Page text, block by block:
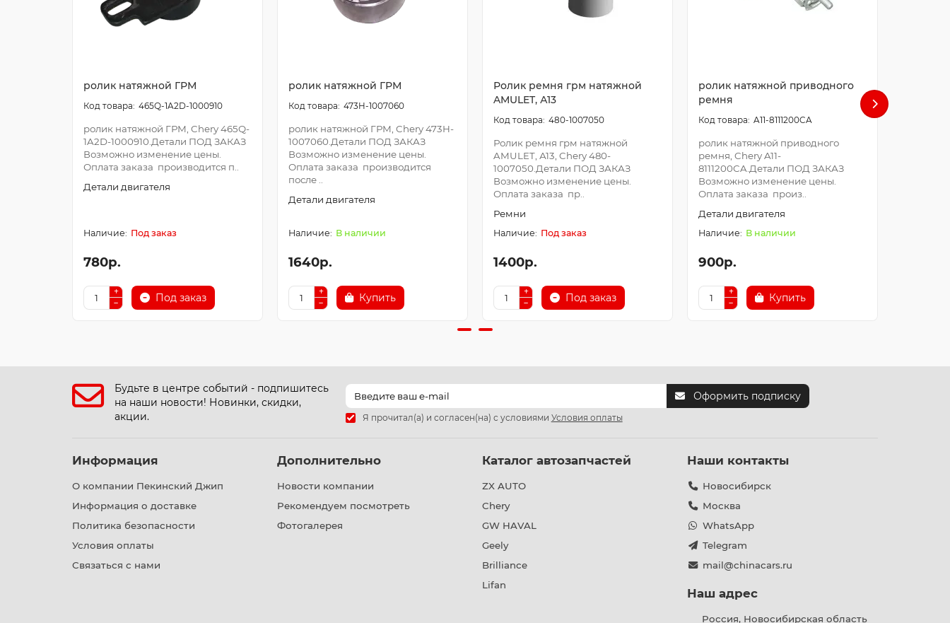
ролик натяжной ГРМ
465Q-1A2D-1000910
ролик натяжной ГРМ, Chery 465Q-
1A2D-1000910.Детали ПОД ЗАКАЗ
Возможно изменение цены.
Оплата заказа производится п..
Детали двигателя
Под заказ
780р.
Под заказ
ролик натяжной ГРМ
473H-1007060
ролик натяжной ГРМ, Chery 473H-
1007060.Детали ПОД ЗАКАЗ
Возможно изменение цены.
Оплата заказа производится
после ..
Детали двигателя
В наличии
1640р.
Купить
Ролик ремня грм натяжной
AMULET, А13
480-1007050
Ролик ремня грм натяжной
AMULET, А13, Chery 480-
1007050.Детали ПОД ЗАКАЗ
Возможно изменение цены.
Оплата заказа пр..
Ремни
Под заказ
1400р.
Под заказ
ролик натяжной приводного
ремня
A11-8111200CA
ролик натяжной приводного
ремня, Chery A11-
8111200CA.Детали ПОД ЗАКАЗ
Возможно изменение цены.
Оплата заказа произ..
Детали двигателя
В наличии
900р.
Купить
Будьте в центре событий - подпишитесь
на наши новости! Новинки, скидки,
акции.
Оформить подписку
Я прочитал(а) и согласен(на) с условиями Условия оплаты
Информация
О компании Пекинский Джип
Информация о доставке
Политика безопасности
Условия оплаты
Связаться с нами
Дополнительно
Новости компании
Рекомендуем посмотреть
Фотогалерея
Каталог автозапчастей
ZX AUTO
Chery
GW HAVAL
Geely
Brilliance
Lifan
Наши контакты
Новосибирск
Москва
WhatsApp
Telegram
mail@chinacars.ru
Наш адрес
Россия, Новосибирская область